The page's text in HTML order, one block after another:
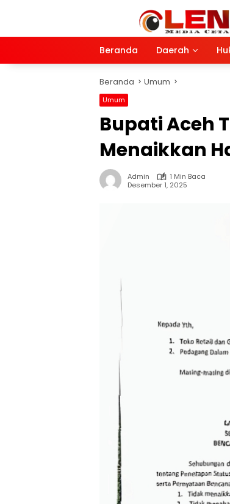
Beranda
Daerah
Beranda Umum
Umum
Bupati Aceh
Menaikkan
Admin
1 Min Baca
Desember 1, 2025